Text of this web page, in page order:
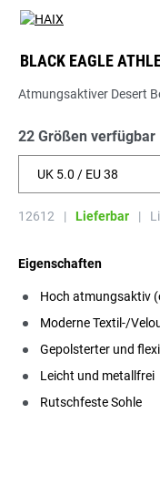
BLACK EAGLE
Atmungsaktiver Desert
22 Größen verfügbar
UK 5.0 / EU 38
12612 | Lieferbar |
Eigenschaften
Hoch atmungsaktiv
Moderne Textil-/
Gepolsterter und
Leicht und metallfrei
Rutschfeste Sohle